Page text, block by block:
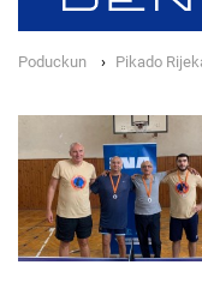
Poduckun Pikado